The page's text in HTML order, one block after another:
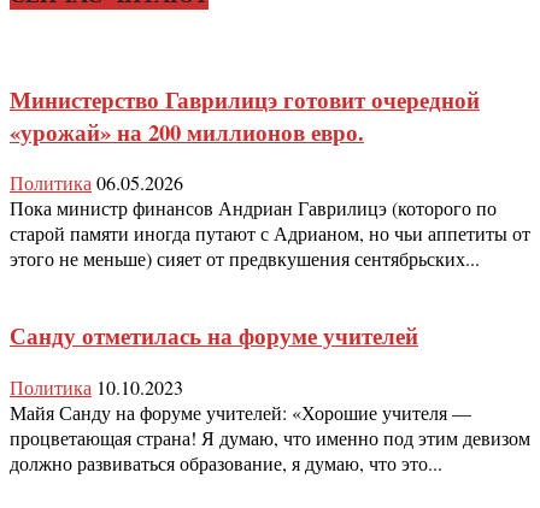
Министерство Гаврилицэ готовит очередной
«урожай» на 200 миллионов евро.
Политика06.05.2026
Пока министр финансов Андриан Гаврилицэ (которого по
старой памяти иногда путают с Адрианом, но чьи аппетиты от
этого не меньше) сияет от предвкушения сентябрьских...
Санду отметилась на форуме учителей
Политика 10.10.2023
Майя Санду на форуме учителей: «Хорошие учителя —
процветающая страна! Я думаю, что именно под этим девизом
должно развиваться образование, я думаю, что это...